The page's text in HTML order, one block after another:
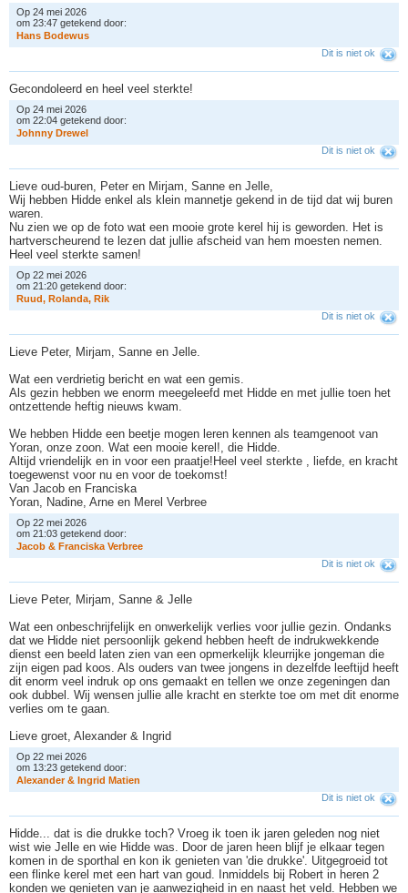
Op 24 mei 2026
om 23:47 getekend door:
Hans Bodewus
Dit is niet ok
Gecondoleerd en heel veel sterkte!
Op 24 mei 2026
om 22:04 getekend door:
Johnny Drewel
Dit is niet ok
Lieve oud-buren, Peter en Mirjam, Sanne en Jelle,
Wij hebben Hidde enkel als klein mannetje gekend in de tijd dat wij buren
waren.
Nu zien we op de foto wat een mooie grote kerel hij is geworden. Het is
hartverscheurend te lezen dat jullie afscheid van hem moesten nemen.
Heel veel sterkte samen!
Op 22 mei 2026
om 21:20 getekend door:
Ruud, Rolanda, Rik
Dit is niet ok
Lieve Peter, Mirjam, Sanne en Jelle.
Wat een verdrietig bericht en wat een gemis.
Als gezin hebben we enorm meegeleefd met Hidde en met jullie toen het
ontzettende heftig nieuws kwam.
We hebben Hidde een beetje mogen leren kennen als teamgenoot van
Yoran, onze zoon. Wat een mooie kerel!, die Hidde.
Altijd vriendelijk en in voor een praatje!Heel veel sterkte , liefde, en kracht
toegewenst voor nu en voor de toekomst!
Van Jacob en Franciska
Yoran, Nadine, Arne en Merel Verbree
Op 22 mei 2026
om 21:03 getekend door:
Jacob & Franciska Verbree
Dit is niet ok
Lieve Peter, Mirjam, Sanne & Jelle
Wat een onbeschrijfelijk en onwerkelijk verlies voor jullie gezin. Ondanks
dat we Hidde niet persoonlijk gekend hebben heeft de indrukwekkende
dienst een beeld laten zien van een opmerkelijk kleurrijke jongeman die
zijn eigen pad koos. Als ouders van twee jongens in dezelfde leeftijd heeft
dit enorm veel indruk op ons gemaakt en tellen we onze zegeningen dan
ook dubbel. Wij wensen jullie alle kracht en sterkte toe om met dit enorme
verlies om te gaan.
Lieve groet, Alexander & Ingrid
Op 22 mei 2026
om 13:23 getekend door:
Alexander & Ingrid Matien
Dit is niet ok
Hidde... dat is die drukke toch? Vroeg ik toen ik jaren geleden nog niet
wist wie Jelle en wie Hidde was. Door de jaren heen blijf je elkaar tegen
komen in de sporthal en kon ik genieten van 'die drukke'. Uitgegroeid tot
een flinke kerel met een hart van goud. Inmiddels bij Robert in heren 2
konden we genieten van je aanwezigheid in en naast het veld. Hebben we